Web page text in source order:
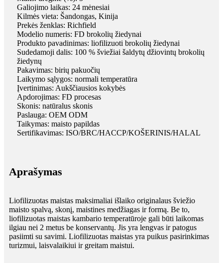
Galiojimo laikas: 24 mėnesiai
Kilmės vieta: Šandongas, Kinija
Prekės ženklas: Richfield
Modelio numeris: FD brokolių žiedynai
Produkto pavadinimas: liofilizuoti brokolių žiedynai
Sudedamoji dalis: 100 % šviežiai šaldytų džiovintų brokolių
žiedynų
Pakavimas: birių pakuočių
Laikymo sąlygos: normali temperatūra
Įvertinimas: Aukščiausios kokybės
Apdorojimas: FD procesas
Skonis: natūralus skonis
Paslauga: OEM ODM
Taikymas: maisto papildas
Sertifikavimas: ISO/BRC/HACCP/KOŠERINIS/HALAL
Aprašymas
Liofilizuotas maistas maksimaliai išlaiko originalaus šviežio
maisto spalvą, skonį, maistines medžiagas ir formą. Be to,
liofilizuotas maistas kambario temperatūroje gali būti laikomas
ilgiau nei 2 metus be konservantų. Jis yra lengvas ir patogus
pasiimti su savimi. Liofilizuotas maistas yra puikus pasirinkimas
turizmui, laisvalaikiui ir greitam maistui.